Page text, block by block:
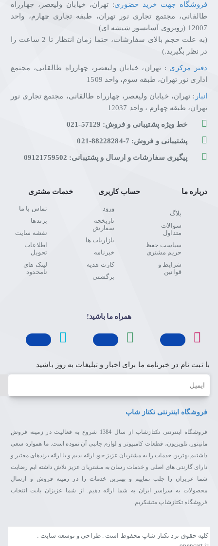
فروشگاه جهت خرید حضوری: تهران، خیابان ولیعصر، چهارراه
طالقانی، مجتمع تجاری نور تهران، طبقه تجاری چهارم، واحد
12007 (روبروی آسانسور شیشه ای)
(به علت حجم بالای سفارشات، حتما زمان انتظار تا 2 ساعت را
در نظر بگیرید.)
دفتر مرکزی : تهران، خیابان ولیعصر، چهارراه طالقانی، مجتمع
اداری نور تهران، طبقه سوم، واحد 1509
انبار : تهران، خیابان ولیعصر، چهارراه طالقانی، مجتمع تجاری نور
تهران، طبقه چهارم ، واحد 12037
خط ویژه پشتیبانی و فروش: 57129-021
پشتیبانی و فروش: 7-88228284-021
پیگیری سفارشات و ارسال و پشتیبانی: 09121759502
درباره ما
بلاگ
سوالات
متداول
سیاست حفظ
حریم مشتری
شرایط و
قوانین
حساب کاربری
ورود
تاریخچه
سفارش
بازاریاب ها
خبرنامه
کارت هدیه
برگشتی
خدمات مشتری
تماس با ما
برندها
نقشه سایت
اطلاعات
تحویل
لینک های
نامحدود
همراه ما باشید!
با ثبت نام در خبرنامه ما برای اخبار و تبلیغات به روز باشید
ایمیل
فروشگاه اینترنتی تکتاز شاپ
فروشگاه اینترنتی تکتازشاپ از سال 1384 شروع به فعالیت در زمینه فروش
مانیتور، تلویزیون، قطعات کامپیوتر و لوازم جانبی آن نموده است. ما همواره سعی
داشتیم بهترین خدمات را به مشتریان عزیز خود ارائه بدیم و با ارائه برندهای معتبر و
دارای گارنتی های اصلی و خدمات رسان به مشتریان عزیز تلاش داشته ایم رضایت
شما عزیزان را جلب نماییم و بهترین خدمات را در زمینه فروش و ارسال
محصولات به سراسر ایران به شما ارائه دهیم. از شما عزیزان بابت انتخاب
فروشگاه تکتازشاپ متشکریم.
کلیه حقوق نزد تکتاز شاپ محفوظ است . طراحی و توسعه سایت :